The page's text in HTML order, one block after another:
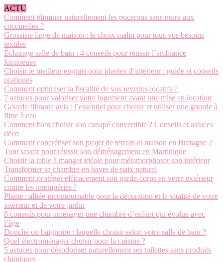
ACTU
Comment éliminer naturellement les pucerons sans nuire aux
coccinelles ?
Grossiste linge de maison : le choix malin pour tous vos besoins
textiles
Éclairage salle de bain : 4 conseils pour réussir l’ambiance
lumineuse
Choisir le meilleur engrais pour plantes d’intérieur : guide et conseils
pratiques
Comment optimiser la fiscalité de vos revenus locatifs ?
7 astuces pour valoriser votre logement avant une mise en location
Gourde filtrante avis : l’essentiel pour choisir et utiliser une gourde à
filtre à eau
Comment bien choisir son canapé convertible ? Conseils et astuces
déco
Comment concrétiser son projet de terrain et maison en Bretagne ?
Tout savoir pour réussir son déménagement en Martinique
Choisir la table à manger idéale pour métamorphoser son intérieur
Transformer sa chambre en havre de paix naturel
Comment protéger efficacement son garde-corps en verre extérieur
contre les intempéries ?
Plante : alliée incontournable pour la décoration et la vitalité de votre
intérieur et de votre jardin
8 conseils pour aménager une chambre d’enfant qui évolue avec
l’âge
Douche ou baignoire : laquelle choisir selon votre salle de bain ?
Quel électroménager choisir pour la cuisine ?
5 astuces pour désodoriser naturellement ses toilettes sans produits
chimiques